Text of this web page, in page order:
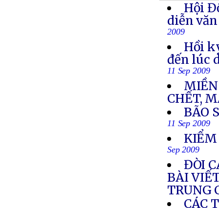
Hội
diễn
2009
Hồi
đến lúc
11 Sep 2009
MIỀN
CHẾT,
BÃO
11 Sep 2009
Sep 2009
ĐÒI
BÀI
TRUNG
CÁC